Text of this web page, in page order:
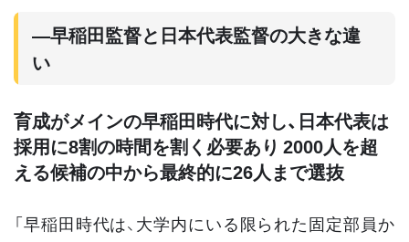
—早稲田監督と日本代表監督の大きな違
い
育成がメインの早稲田時代に対し、日本代表は
採用に8割の時間を割く必要あり 2000人を超
える候補の中から最終的に26人まで選抜
「早稲田時代は、大学内にいる限られた固定部員か